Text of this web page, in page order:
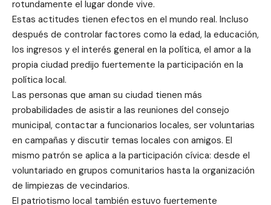
rotundamente el lugar donde vive.
Estas actitudes tienen efectos en el mundo real. Incluso
después de controlar factores como la edad, la educación,
los ingresos y el interés general en la política, el amor a la
propia ciudad predijo fuertemente la participación en la
política local.
Las personas que aman su ciudad tienen más
probabilidades de asistir a las reuniones del consejo
municipal, contactar a funcionarios locales, ser voluntarias
en campañas y discutir temas locales con amigos. El
mismo patrón se aplica a la participación cívica: desde el
voluntariado en grupos comunitarios hasta la organización
de limpiezas de vecindarios.
El patriotismo local también estuvo fuertemente